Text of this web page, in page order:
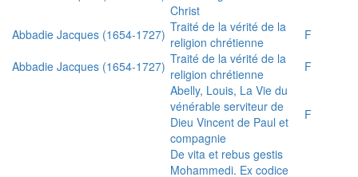
Christ
Abbadie Jacques (1654-1727) Traité de la vérité de la
religion chrétienne
F
Abbadie Jacques (1654-1727) Traité de la vérité de la
religion chrétienne
F
Abelly, Louis, La Vie du
vénérable serviteur de
Dieu Vincent de Paul et
compagnie
F
De vita et rebus gestis
Mohammedi. Ex codice